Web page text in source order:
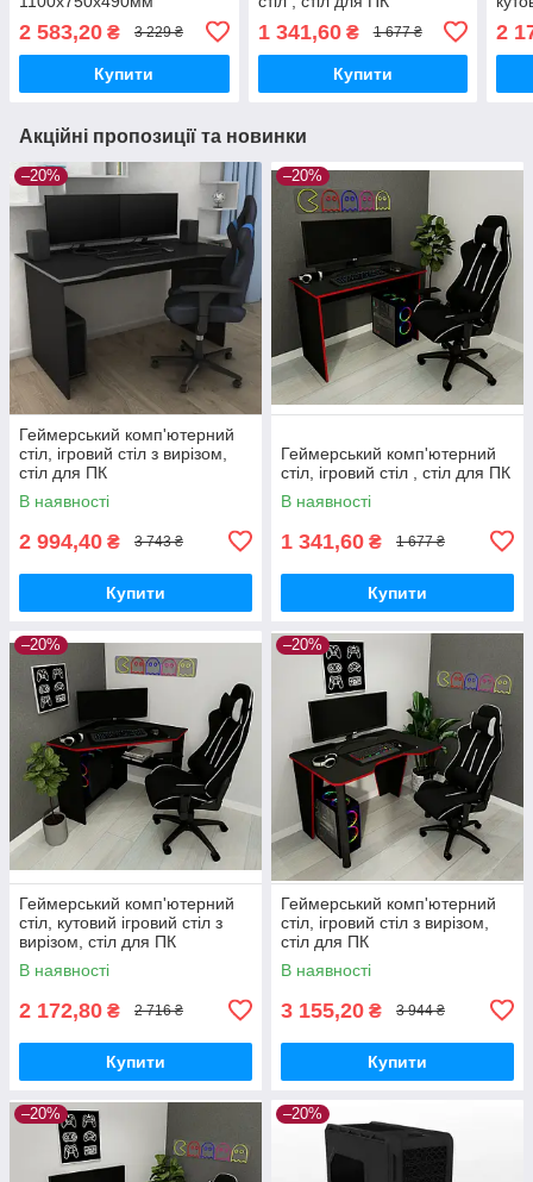
MebelProff КС-9, навісний
стіл на стіну для ноутбука
2 583,20 ₴ 3 229 ₴
Купити
1 341,60₴ 1 677 ₴
Купити
2
Акційні пропозиції та новинки
–20%
Геймерський комп'ютерний
стіл, ігровий стіл з вирізом,
стіл для ПК
В наявності
2 994,40 ₴ 3 743 ₴
Купити
–20%
Геймерський комп'ютерний
стіл, ігровий стіл , стіл для ПК
В наявності
1 341,60 ₴ 1 677 ₴
Купити
–20%
Геймерський комп'ютерний
стіл, кутовий ігровий стіл з
вирізом, стіл для ПК
В наявності
2 172,80 ₴ 2 716 ₴
Купити
–20%
Геймерський комп'ютерний
стіл, ігровий стіл з вирізом,
стіл для ПК
В наявності
3 155,20 ₴ 3 944 ₴
Купити
–20% –20%